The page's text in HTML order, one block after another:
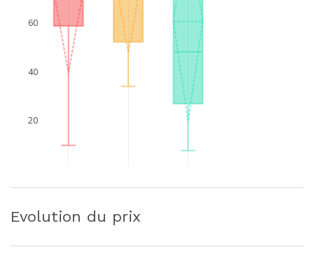
20
40
60
Evolution du prix